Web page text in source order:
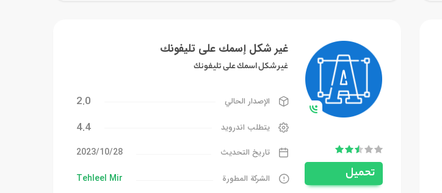
تحميل
غير شكل إسمك على تليفونك
غير شكل اسمك على تليفونك
الإصدار الحالي 2.0
يتطلب اندرويد 4.4
تاريخ التحديث 28‏/10‏/2023
الشركة المطورة Tehleel Mir